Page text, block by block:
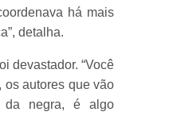
há mais
detalha.
devastador. “Você
os autores que vão
da negra, é algo